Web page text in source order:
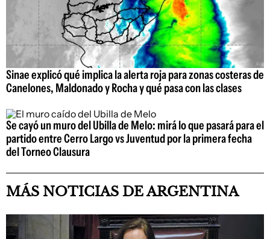
Sinae explicó qué implica la alerta roja para zonas costeras de
Canelones, Maldonado y Rocha y qué pasa con las clases
Se cayó un muro del Ubilla de Melo: mirá lo que pasará para el
partido entre Cerro Largo vs Juventud por la primera fecha
del Torneo Clausura
MÁS NOTICIAS DE ARGENTINA